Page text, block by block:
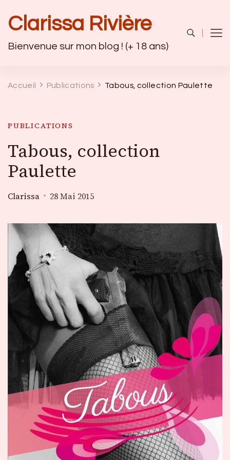
Clarissa Rivière
Bienvenue sur mon blog ! (+ 18 ans)
Accueil Publications Tabous, collection Paulette
PUBLICATIONS
Tabous, collection
Paulette
Clarissa 28 Mai 2015